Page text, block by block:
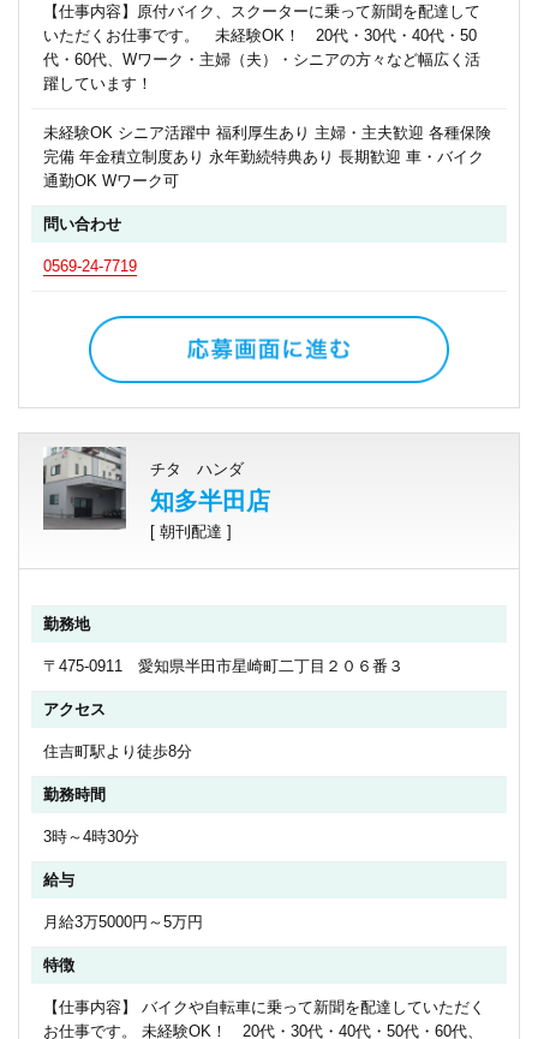
【仕事内容】原付バイク、スクーターに乗って新聞を配達して
いただくお仕事です。 未経験OK！ 20代・30代・40代・50
代・60代、Wワーク・主婦（夫）・シニアの方々など幅広く活
躍しています！
未経験OK シニア活躍中 福利厚生あり 主婦・主夫歓迎 各種保険
完備 年金積立制度あり 永年勤続特典あり 長期歓迎 車・バイク
通勤OK Wワーク可
問い合わせ
0569-24-7719
チタ ハンダ
知多半田店
[ 朝刊配達 ]
勤務地
〒475-0911 愛知県半田市星崎町二丁目２０６番３
アクセス
住吉町駅より徒歩8分
勤務時間
3時～4時30分
給与
月給3万5000円～5万円
特徴
【仕事内容】 バイクや自転車に乗って新聞を配達していただく
お仕事です。 未経験OK！ 20代・30代・40代・50代・60代、